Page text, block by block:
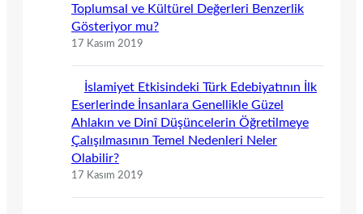
Toplumsal ve Kültürel Değerleri Benzerlik
Gösteriyor mu?
17 Kasım 2019
İslamiyet Etkisindeki Türk Edebiyatının İlk
Eserlerinde İnsanlara Genellikle Güzel
Ahlakın ve Dinî Düşüncelerin Öğretilmeye
Çalışılmasının Temel Nedenleri Neler
Olabilir?
17 Kasım 2019